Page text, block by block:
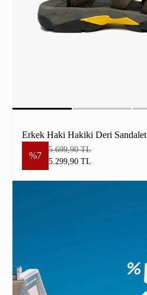
Erkek Haki Hakiki Deri Sandalet
%7
5.699,90 TL
5.299,90 TL